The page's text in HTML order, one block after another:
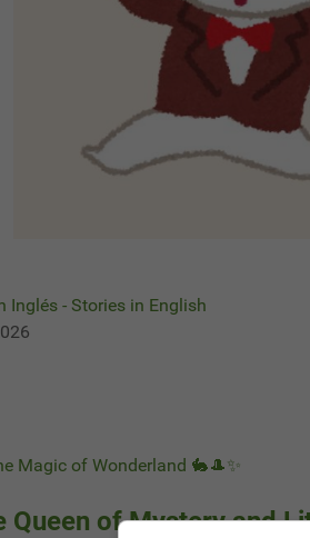
Inglés - Stories in English
Magic of Wonderland 🐇🎩✨
Queen of Mystery and